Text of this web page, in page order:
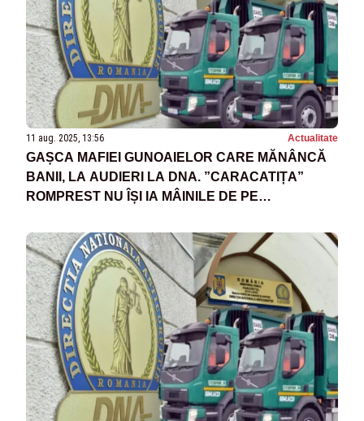
11 aug. 2025, 13:56 Actualitate
GAȘCA MAFIEI GUNOAIELOR CARE MĂNÂNCĂ
BANII, LA AUDIERI LA DNA. ”CARACATIȚA”
ROMPREST NU ÎȘI IA MÂINILE DE PE